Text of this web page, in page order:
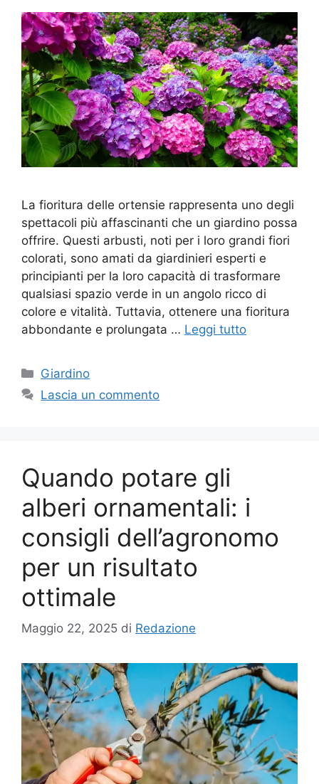
La fioritura delle ortensie rappresenta uno degli
spettacoli più affascinanti che un giardino possa
offrire. Questi arbusti, noti per i loro grandi fiori
colorati, sono amati da giardinieri esperti e
principianti per la loro capacità di trasformare
qualsiasi spazio verde in un angolo ricco di
colore e vitalità. Tuttavia, ottenere una fioritura
abbondante e prolungata … Leggi tutto
Categorie
Giardino
Lascia un commento
Quando potare gli
alberi ornamentali: i
consigli dell’agronomo
per un risultato
ottimale
Maggio 22, 2025 di Redazione